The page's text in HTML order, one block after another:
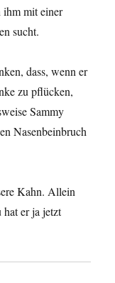
ihm mit einer
sucht.
dass, wenn er
zu pflücken,
Sammy
Nasenbeinbruch
Kahn. Allein
hat er ja jetzt